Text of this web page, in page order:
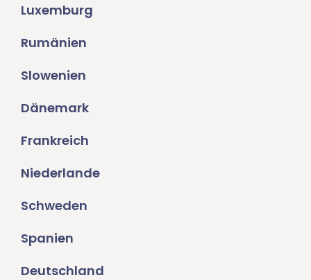
Luxemburg
Rumänien
Slowenien
Dänemark
Frankreich
Niederlande
Schweden
Spanien
Deutschland